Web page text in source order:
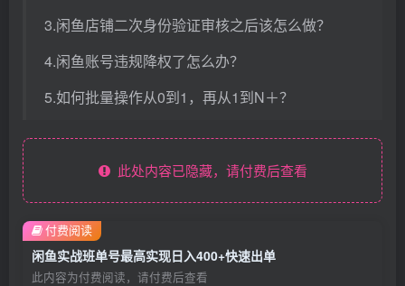
3.闲鱼店铺二次身份验证审核之后该怎么做？
4.闲鱼账号违规降权了怎么办？
5.如何批量操作从0到1，再从1到N＋？
此处内容已隐藏，请付费后查看
闲鱼实战班单号最高实现日入400+快速出单
此内容为付费阅读，请付费后查看
付费阅读